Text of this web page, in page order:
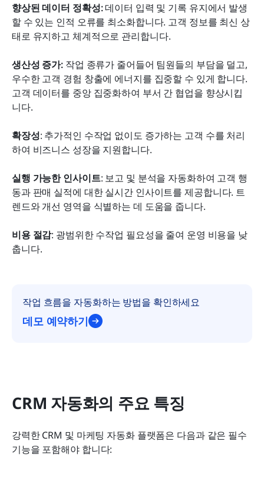
향상된 데이터 정확성: 데이터 입력 및 기록 유지에서 발생
할 수 있는 인적 오류를 최소화합니다. 고객 정보를 최신 상
태로 유지하고 체계적으로 관리합니다.
생산성 증가: 작업 종류가 줄어들어 팀원들의 부담을 덜고,
우수한 고객 경험 창출에 에너지를 집중할 수 있게 합니다.
고객 데이터를 중앙 집중화하여 부서 간 협업을 향상시킵
니다.
확장성: 추가적인 수작업 없이도 증가하는 고객 수를 처리
하여 비즈니스 성장을 지원합니다.
실행 가능한 인사이트: 보고 및 분석을 자동화하여 고객 행
동과 판매 실적에 대한 실시간 인사이트를 제공합니다. 트
렌드와 개선 영역을 식별하는 데 도움을 줍니다.
비용 절감: 광범위한 수작업 필요성을 줄여 운영 비용을 낮
춥니다.
작업 흐름을 자동화하는 방법을 확인하세요
데모 예약하기
CRM 자동화의 주요 특징
강력한 CRM 및 마케팅 자동화 플랫폼은 다음과 같은 필수
기능을 포함해야 합니다: